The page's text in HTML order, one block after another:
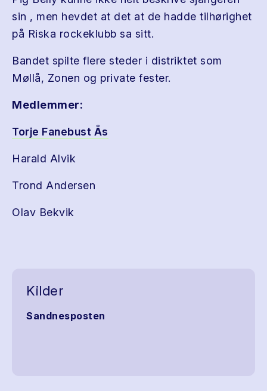
sin , men hevdet at det at de hadde tilhørighet
på Riska rockeklubb sa sitt.
Bandet spilte flere steder i distriktet som
Møllå, Zonen og private fester.
Medlemmer:
Torje Fanebust Ås
Harald Alvik
Trond Andersen
Olav Bekvik
Kilder
Sandnesposten